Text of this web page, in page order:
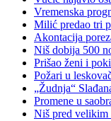
Vremenska
Milić predao tri
Akontacija
Niš dobija 500
Prišao ženi i
Požari u
„Žudnja“
Promene u
Niš pred velikim